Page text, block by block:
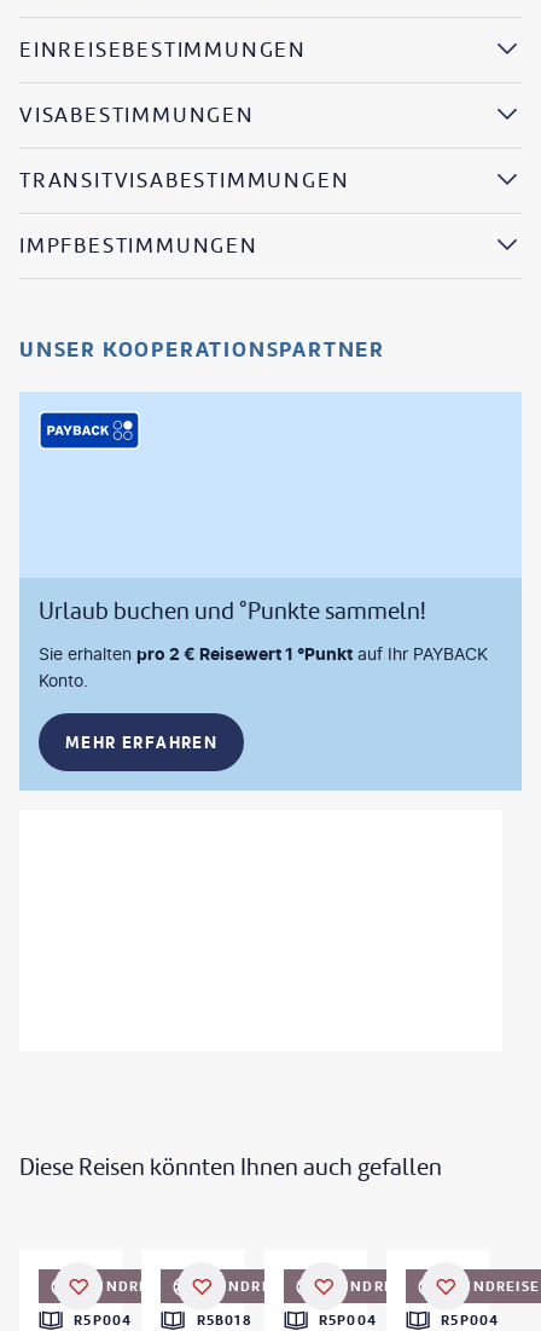
EINREISEBESTIMMUNGEN
VISABESTIMMUNGEN
TRANSITVISABESTIMMUNGEN
IMPFBESTIMMUNGEN
UNSER KOOPERATIONSPARTNER
Urlaub buchen und °Punkte sammeln!
Sie erhalten pro 2 € Reisewert 1 °Punkt auf Ihr PAYBACK
Konto.
MEHR ERFAHREN
Diese Reisen könnten Ihnen auch gefallen
DEAL RUNDREISE
R5P004
DEAL RUNDREISE
R5B018
RUNDREISE
R5P004
RUNDREISE
R5P004